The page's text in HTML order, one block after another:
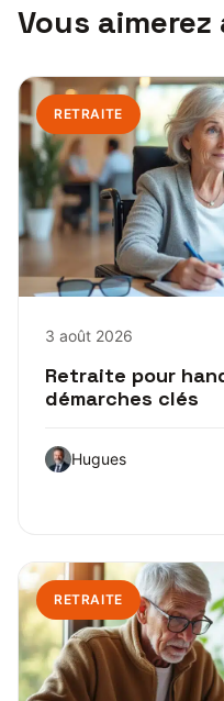
Vous aimerez
RETRAITE
3 août 2026
Retraite pour
démarches clés
Hugues
RETRAITE